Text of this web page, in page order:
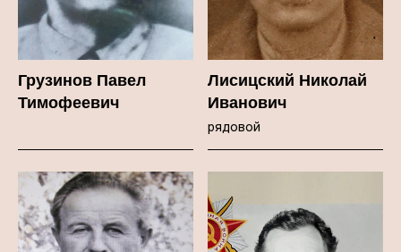
Грузинов Павел
Тимофеевич
Лисицский Николай
Иванович
рядовой